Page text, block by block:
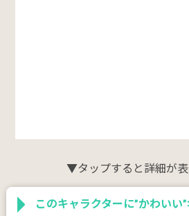
▼タップすると詳細が
このキャラクターに”かわい